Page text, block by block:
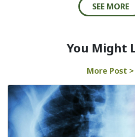
SEE MORE
You Might
More Post >